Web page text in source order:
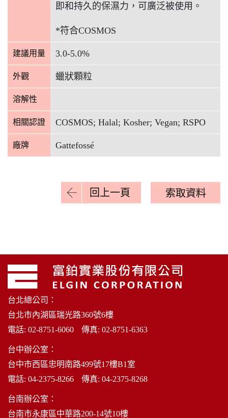
即和持久的保濕力，可廣泛被使用。
*符合COSMOS
建議用量 3.0-5.0%
外觀 蠟狀顆粒
溶解性
相關認證 COSMOS; Halal; Kosher; Vegan; RSPO
廠牌 Gattefossé
回上一頁 索取資料
台北總公司：
台北市內湖區瑞光路360號6樓
電話: 02-8751-6060 傳真: 02-8751-6363
台中辦公室：
台中市西區忠明南路499號17樓B1室
電話: 04-2375-8266 傳真: 04-2375-8268
台南辦公室：
台南市永康區中華路200-14號10樓